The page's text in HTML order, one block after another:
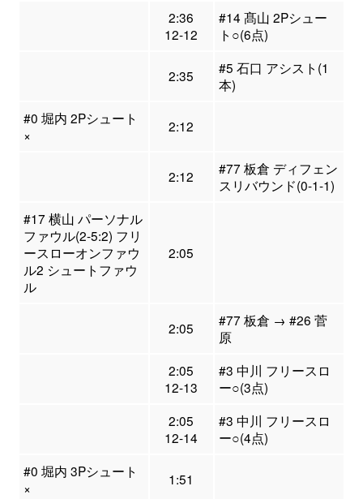
2:36
12-12
#14 髙山 2Pシュー
ト○(6点)
2:35
#5 石口 アシスト(1
本)
#0 堀内 2Pシュート
×
2:12
2:12
#77 板倉 ディフェン
スリバウンド(0-1-1)
#17 横山 パーソナル
ファウル(2-5:2) フリ
ースローオンファウ
ル2 シュートファウ
ル
2:05
2:05
#77 板倉 → #26 菅
原
2:05
12-13
#3 中川 フリースロ
ー○(3点)
2:05
12-14
#3 中川 フリースロ
ー○(4点)
#0 堀内 3Pシュート
×
1:51